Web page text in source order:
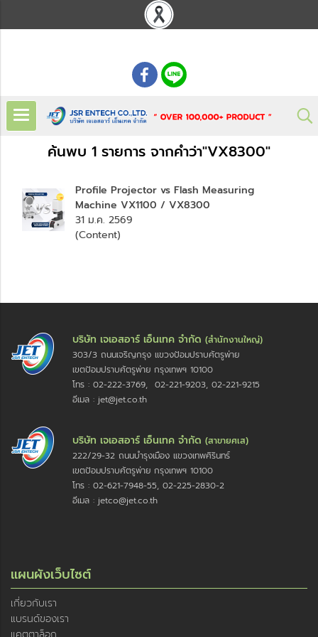
ค้นพบ 1 รายการ จากคำว่า"VX8300"
Profile Projector vs Flash Measuring
Machine VX1100 / VX8300
31 ม.ค. 2569
(Content)
บริษัท เจเอสอาร์ เอ็นเทค จำกัด (สำนักงานใหญ่)
303/3 ถนนเจริญกรุง แขวงป้อมปราบศัตรูพ่าย
เขตป้อมปราบศัตรูพ่าย กรุงเทพฯ 10100
โทร : 02-222-3769, 02-221-9203, 02-221-9215
อีเมล : jet@jet.co.th
บริษัท เจเอสอาร์ เอ็นเทค จำกัด (สาขายศเส)
222/29-32 ถนนบำรุงเมือง แขวงเทพศิรินทร์
เขตป้อมปราบศัตรูพ่าย กรุงเทพฯ 10100
โทร : 02-621-7948-55, 02-225-2830-2
อีเมล : jetco@jet.co.th
แผนผังเว็บไซต์
เกี่ยวกับเรา
แบรนด์ของเรา